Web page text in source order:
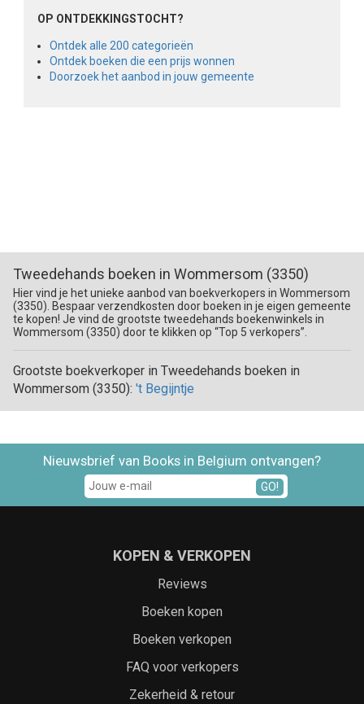
OP ONTDEKKINGSTOCHT?
Ontdek alle 200 categorieën
Ontdek boeken die een prijs wonnen
Doorzoek het aanbod in jouw gemeente
Tweedehands boeken in Wommersom (3350)
Hier vind je het unieke aanbod van boekverkopers in Wommersom
(3350). Bespaar verzendkosten door boeken in je eigen gemeente
te kopen! Je vind de grootste tweedehands boekenwinkels in
Wommersom (3350) door te klikken op “Top 5 verkopers”.
Grootste boekverkoper in Tweedehands boeken in
Wommersom (3350): 't Begijntje
Nieuwsbrief van Books in Belgium ontvangen?
GO!
KOPEN & VERKOPEN
Reviews
Boeken kopen
Boeken verkopen
FAQ voor verkopers
Zekerheid & retour